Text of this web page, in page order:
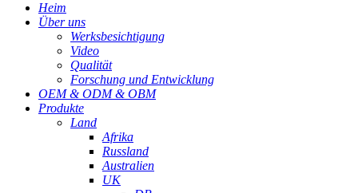
Heim
Über uns
Werksbesichtigung
Video
Qualität
Forschung und Entwicklung
OEM & ODM & OBM
Produkte
Land
Afrika
Russland
Australien
UK